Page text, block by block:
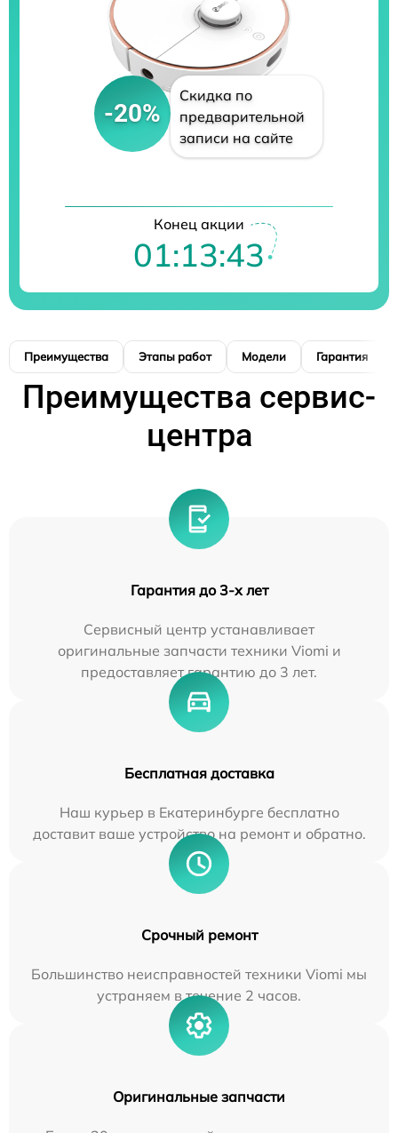
-20%
Скидка по
предварительной
записи на сайте
Конец акции
01:13:42
Преимущества Этапы работ Модели Гарантия
Преимущества сервис-
центра
Гарантия до 3-х лет
Сервисный центр устанавливает
оригинальные запчасти техники Viomi и
предоставляет гарантию до 3 лет.
Бесплатная доставка
Наш курьер в Екатеринбурге бесплатно
доставит ваше устройство на ремонт и обратно.
Срочный ремонт
Большинство неисправностей техники Viomi мы
устраняем в течение 2 часов.
Оригинальные запчасти